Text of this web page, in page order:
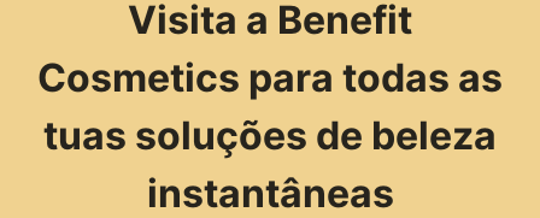
Visita a Benefit
Cosmetics para todas as
tuas soluções de beleza
instantâneas